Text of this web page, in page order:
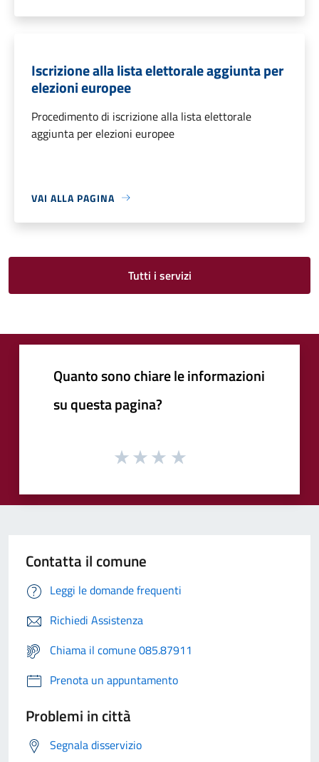
Iscrizione alla lista elettorale aggiunta per
elezioni europee
Procedimento di iscrizione alla lista elettorale
aggiunta per elezioni europee
VAI ALLA PAGINA
Tutti i servizi
Quanto sono chiare le informazioni
su questa pagina?
Contatta il comune
Leggi le domande frequenti
Richiedi Assistenza
Chiama il comune 085.87911
Prenota un appuntamento
Problemi in città
Segnala disservizio